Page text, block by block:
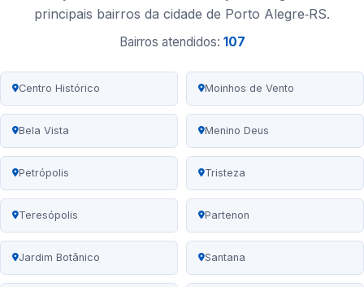
principais bairros da cidade de Porto Alegre‑RS.
Bairros atendidos: 107
Centro Histórico Moinhos de Vento
Bela Vista Menino Deus
Petrópolis Tristeza
Teresópolis Partenon
Jardim Botânico Santana